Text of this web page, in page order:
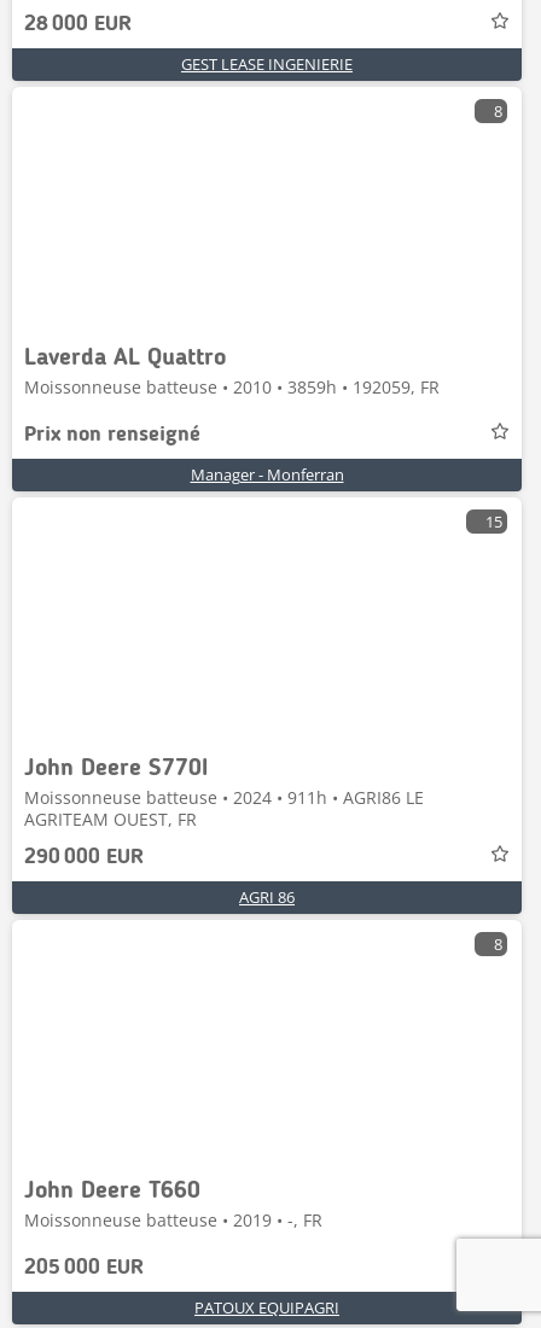
28 000 EUR
GEST LEASE INGENIERIE
8
Laverda AL Quattro
Moissonneuse batteuse • 2010 • 3859h • 192059, FR
Prix non renseigné
Manager - Monferran
15
John Deere S770I
Moissonneuse batteuse • 2024 • 911h • AGRI86 LE
AGRITEAM OUEST, FR
290 000 EUR
AGRI 86
8
John Deere T660
Moissonneuse batteuse • 2019 • -, FR
205 000 EUR
PATOUX EQUIPAGRI